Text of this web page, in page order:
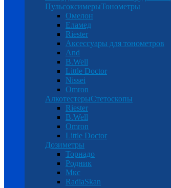
ПульсоксимерыТонометры
Омелон
Еламед
Riester
Аксессуары для тонометров
And
B.Well
Little Doctor
Nissei
Omron
АлкотестерыСтетоскопы
Riester
B.Well
Omron
Little Doctor
Дозиметры
Торнадо
Родник
Мкс
RadiaSkan